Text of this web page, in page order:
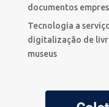
documentos
Tecnologia a
digitalização de
museus